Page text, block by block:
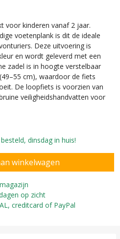
voor kinderen vanaf 2 jaar.
voetenplank is dit de ideale
Deze uitvoering is
en wordt geleverd met een
zadel is in hoogte verstelbaar
cm), waardoor de fiets
De loopfiets is voorzien van
veiligheidshandvatten voor
dinsdag in huis!
op zicht
creditcard of PayPal